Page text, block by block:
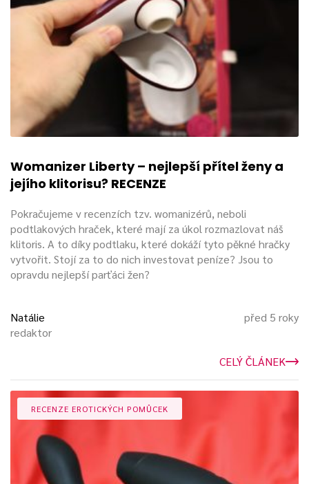
Womanizer Liberty – nejlepší přítel ženy a
jejího klitorisu? RECENZE
Pokračujeme v recenzích tzv. womanizérů, neboli
podtlakových hraček, které mají za úkol rozmazlovat náš
klitoris. A to díky podtlaku, které dokáží tyto pěkné hračky
vytvořit. Stojí za to do nich investovat peníze? Jsou to
opravdu nejlepší parťáci žen?
Natálie
redaktor
před 5 roky
CELÝ ČLÁNEK
RECENZE EROTICKÝCH POMŮCEK